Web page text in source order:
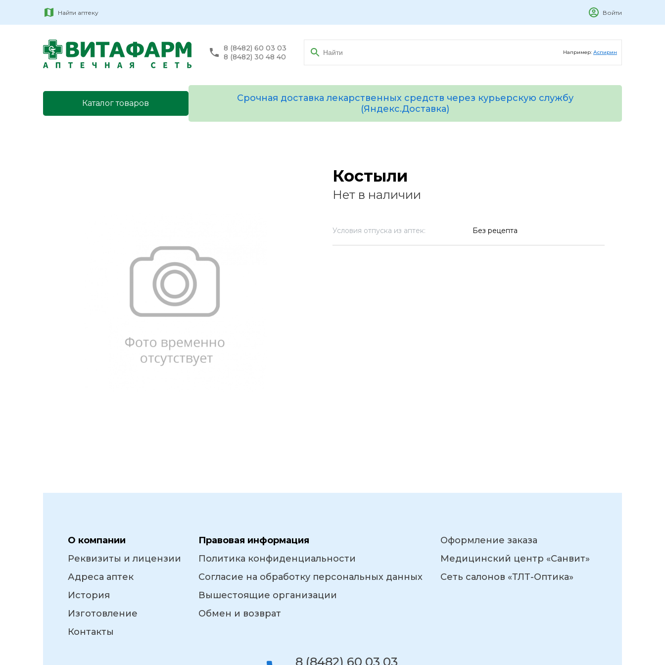
Найти аптеку Войти
8 (8482) 60 03 03
8 (8482) 30 48 40
Например: Аспирин
Каталог товаров
Срочная доставка лекарственных средств через курьерскую службу
(Яндекс.Доставка)
Костыли
Нет в наличии
Условия отпуска из аптек: Без рецепта
О компании
Реквизиты и лицензии
Адреса аптек
История
Изготовление
Контакты
Правовая информация
Политика конфиденциальности
Согласие на обработку персональных данных
Вышестоящие организации
Обмен и возврат
Оформление заказа
Медицинский центр «Санвит»
Сеть салонов «ТЛТ-Оптика»
8 (8482) 60 03 03